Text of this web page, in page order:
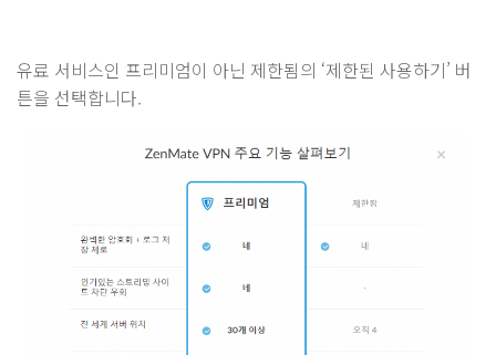
유료 서비스인 프리미엄이 아닌 제한됨의 ‘제한된 사용하기’ 버
튼을 선택합니다.